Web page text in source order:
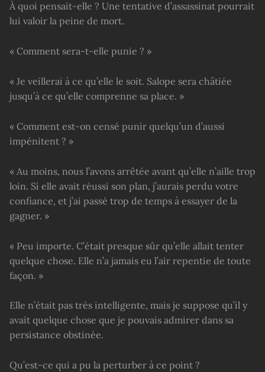
À quoi pensait-elle ? Une tentative d’assassinat pourrait
lui valoir la peine de mort.
« Comment sera-t-elle punie ? »
« Je veillerai à ce qu’elle le soit. Salope sera châtiée
jusqu’à ce qu’elle comprenne sa place. »
« Comment est-on censé punir quelqu’un d’aussi
impénitent ? »
« Au moins, nous l’avons arrêtée avant qu’elle n’aille trop
loin. Si elle avait réussi son plan, j’aurais perdu votre
confiance, et j’ai passé trop de temps à essayer de la
gagner. »
« Peu importe. C’était presque sûr qu’elle allait tenter
quelque chose. Elle n’a jamais eu l’air repentie de toute
façon. »
Elle n’était pas très intelligente, mais je suppose qu’il y
avait quelque chose que je pouvais admirer dans sa
persistance obstinée.
Qu’est-ce qui a pu la perturber à ce point ?